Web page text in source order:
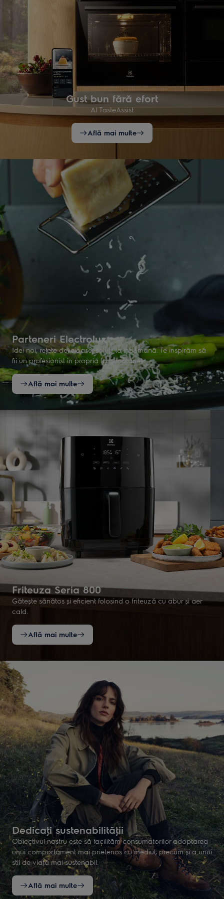
Gust bun fără efort
AI TasteAssist
Află mai multe
Parteneri Electrolux
Idei noi, reţete delicioase, soluţii la îndemână. Te inspirăm să
fii un profesionist în propria ta bucătarie!
Află mai multe
Friteuza Seria 800
Gătește sănătos și eficient folosind o friteuză cu abur și aer
cald.
Află mai multe
Dedicaţi sustenabilităţii
Obiectivul nostru este să facilităm consumatorilor adoptarea
unui comportament mai prietenos cu mediul, precum și a unui
stil de viaţă mai sustenabil.
Află mai multe